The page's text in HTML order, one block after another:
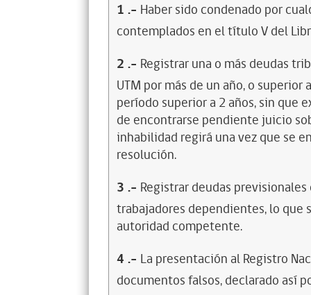
1 .- Haber sido condenado por
contemplados en el título V del
2 .- Registrar una o más deudas
UTM por más de un año, o
período superior a 2 años, sin que
de encontrarse pendiente juicio
inhabilidad regirá una vez que se
resolución.
3 .- Registrar deudas
trabajadores dependientes, lo
autoridad competente.
4 .- La presentación al Registro
documentos falsos, declarado así